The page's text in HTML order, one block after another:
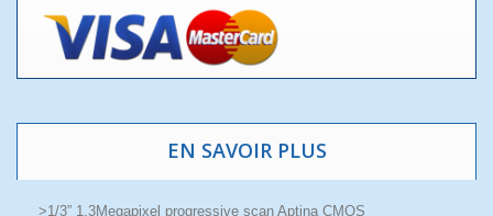
EN SAVOIR PLUS
>1/3” 1.3Megapixel progressive scan Aptina CMOS